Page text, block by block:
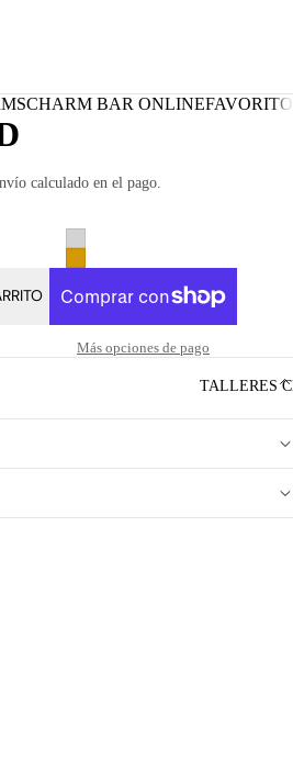
TALLERES
CHARM BAR ONLINE
calculado en el pago.
Más opciones de pago